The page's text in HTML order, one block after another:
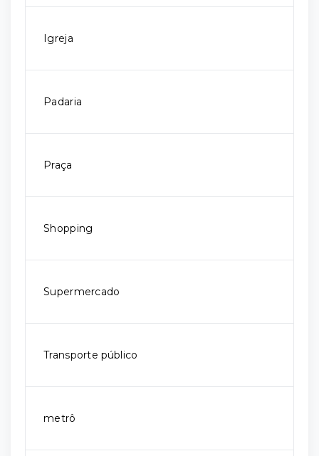
Igreja
Padaria
Praça
Shopping
Supermercado
Transporte público
metrô